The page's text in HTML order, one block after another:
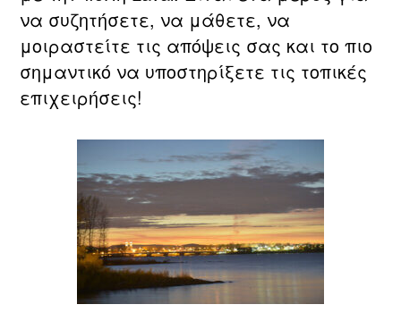
να συζητήσετε, να μάθετε, να
μοιραστείτε τις απόψεις σας και το πιο
σημαντικό να υποστηρίξετε τις τοπικές
επιχειρήσεις!